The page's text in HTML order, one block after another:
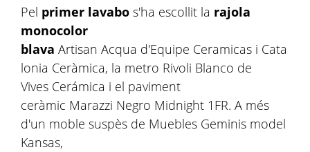
Pel primer lavabo s'ha escollit la rajola
monocolor
blava Artisan Acqua d'Equipe Ceramicas i Cata
lonia Ceràmica, la metro Rivoli Blanco de
Vives Cerámica i el paviment
ceràmic Marazzi Negro Midnight 1FR. A més
d'un moble suspès de Muebles Geminis model
Kansas,